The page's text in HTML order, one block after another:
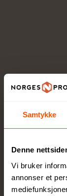
Samtykke
Denne
Vi bruker
annonser et
Du
Lokal